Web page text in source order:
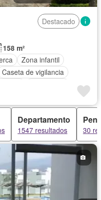
Destacado
158 m²
Zona infantil
Caseta de vigilancia
Vista panorámica
Wifi
Departamento
1547 resultados 30